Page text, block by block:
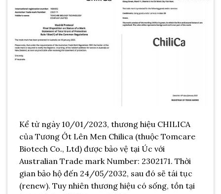
Kể từ ngày 10/01/2023, thương hiệu CHILICA
của Tương Ớt Lên Men Chilica (thuộc Tomcare
Biotech Co., Ltd) được bảo vệ tại Úc với
Australian Trade mark Number: 2302171. Thời
gian bảo hộ đến 24/05/2032, sau đó sẽ tái tục
(renew). Tuy nhiên thương hiệu có sống, tồn tại